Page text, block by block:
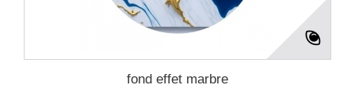
fond effet marbre